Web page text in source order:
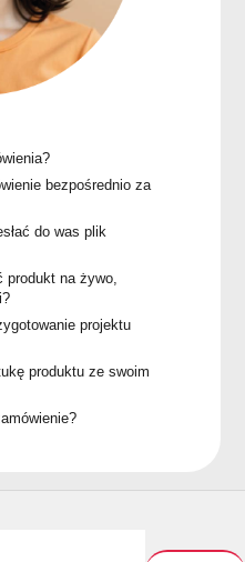
bezpośrednio za
do was plik
produkt na żywo,
projektu
produktu ze swoim